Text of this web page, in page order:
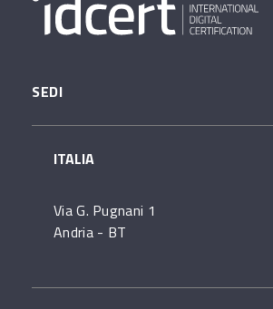
SEDI
ITALIA
Via G. Pugnani 1
Andria - BT